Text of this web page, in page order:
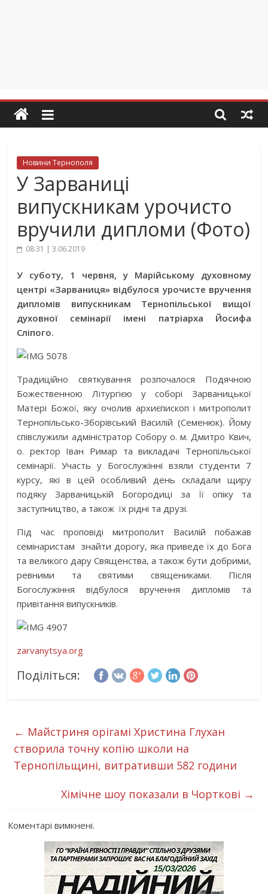
Новини Тернополя
У Зарваниці
випускникам урочисто
вручили дипломи (Фото)
08:31 | 3.06.2019
У суботу, 1 червня, у Марійському духовному
центрі «Зарваниця» відбулося урочисте вручення
дипломів випускникам Тернопільської вищої
духовної семінарії імені патріарха Йосифа
Сліпого.
Традиційно святкування розпочалося Подячною
Божественною Літургією у соборі Зарваницької
Матері Божої, яку очолив архиєпископ і митрополит
Тернопільсько-Зборівський Василій (Семенюк). Йому
співслужили адміністратор Собору о. м. Дмитро Квич,
о. ректор Іван Римар та викладачі Тернопільської
семінарії. Участь у Богослужінні взяли студенти 7
курсу, які в цей особливий день складали щиру
подяку Зарваницькій Богородиці за Її опіку та
заступництво, а також їх рідні та друзі.
Під час проповіді митрополит Василій побажав
семінаристам знайти дорогу, яка приведе їх до Бога
та великого дару Священства, а також бути добрими,
ревними та святими священиками. Після
Богослужіння відбулося вручення дипломів та
привітання випускників.
zarvanytsya.org
Поділіться:
← Майстриня орігамі Христина Глухан
створила точну копію школи на
Тернопільщині, витративши 582 години
Хімічне шоу показали в Чорткові →
Коментарі вимкнені.